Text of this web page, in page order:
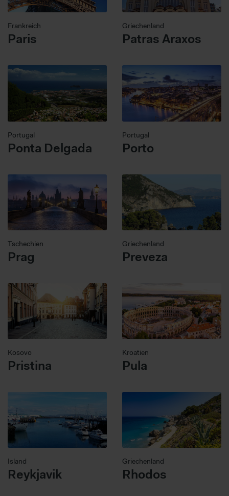
Frankreich
Paris
Griechenland
Patras Araxos
Portugal
Ponta Delgada
Portugal
Porto
Tschechien
Prag
Griechenland
Preveza
Kosovo
Pristina
Kroatien
Pula
Island
Reykjavik
Griechenland
Rhodos